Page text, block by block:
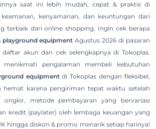
saat ini lebih mudah, cepat & praktis di
kenyamanan, dan keuntungan dari
terbaik dari online shopping. Ingin cek berapa
playground equipment Agustus 2026 di pasaran
akun dan cek selengkapnya di Tokoplas.
pengalaman membeli kebutuhan
equipmentdi Tokoplas dengan fleksibel,
hemat karena pengiriman tepat waktu setelah
ongkir, metode pembayaran yang bervariasi
kredit (paylater) oleh lembaga keuangan yang
hingga diskon & promo menarik setiap harinya!